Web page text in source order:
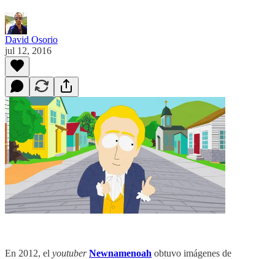
David Osorio
jul 12, 2016
En 2012, el youtuber Newnamenoah obtuvo imágenes de